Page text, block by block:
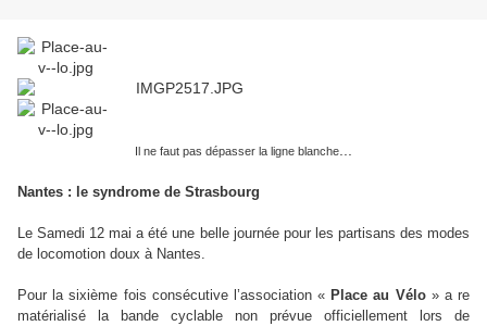
Il ne faut pas dépasser la ligne blanche
Nantes : le syndrome de Strasbourg
Le Samedi 12 mai a été une belle journée pour les partisans des modes
de locomotion doux à Nantes.
Pour la sixième fois consécutive l’association « Place au Vélo» a re
matérialisé la bande cyclable non prévue officiellement lors de